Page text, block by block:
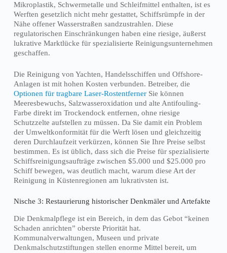
Mikroplastik, Schwermetalle und Schleifmittel enthalten, ist es
Werften gesetzlich nicht mehr gestattet, Schiffsrümpfe in der
Nähe offener Wasserstraßen sandzustrahlen. Diese
regulatorischen Einschränkungen haben eine riesige, äußerst
lukrative Marktlücke für spezialisierte Reinigungsunternehmen
geschaffen.
Die Reinigung von Yachten, Handelsschiffen und Offshore-
Anlagen ist mit hohen Kosten verbunden. Betreiber, die
Optionen für tragbare Laser-RostentfernerSie können
Meeresbewuchs, Salzwasseroxidation und alte Antifouling-
Farbe direkt im Trockendock entfernen, ohne riesige
Schutzzelte aufstellen zu müssen. Da Sie damit ein Problem
der Umweltkonformität für die Werft lösen und gleichzeitig
deren Durchlaufzeit verkürzen, können Sie Ihre Preise selbst
bestimmen. Es ist üblich, dass sich die Preise für spezialisierte
Schiffsreinigungsaufträge zwischen $5.000 und $25.000 pro
Schiff bewegen, was deutlich macht, warum diese Art der
Reinigung in Küstenregionen am lukrativsten ist.
Nische 3: Restaurierung historischer Denkmäler und Artefakte
Die Denkmalpflege ist ein Bereich, in dem das Gebot “keinen
Schaden anrichten” oberste Priorität hat.
Kommunalverwaltungen, Museen und private
Denkmalschutzstiftungen stellen enorme Mittel bereit, um